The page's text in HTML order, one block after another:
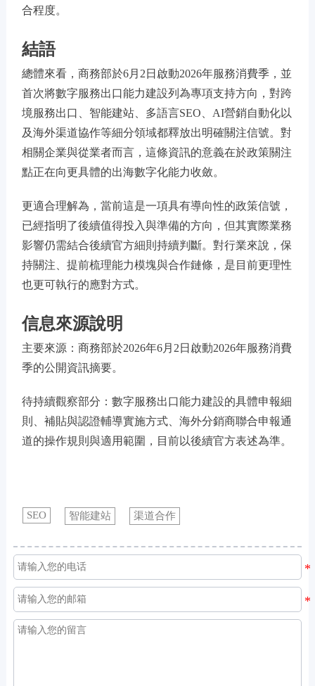
合程度。
結語
總體來看，商務部於6月2日啟動2026年服務消費季，並
首次將數字服務出口能力建設列為專項支持方向，對跨
境服務出口、智能建站、多語言SEO、AI營銷自動化以
及海外渠道協作等細分領域都釋放出明確關注信號。對
相關企業與從業者而言，這條資訊的意義在於政策關注
點正在向更具體的出海數字化能力收斂。
更適合理解為，當前這是一項具有導向性的政策信號，
已經指明了後續值得投入與準備的方向，但其實際業務
影響仍需結合後續官方細則持續判斷。對行業來說，保
持關注、提前梳理能力模塊與合作鏈條，是目前更理性
也更可執行的應對方式。
信息來源說明
主要來源：商務部於2026年6月2日啟動2026年服務消費
季的公開資訊摘要。
待持續觀察部分：數字服務出口能力建設的具體申報細
則、補貼與認證輔導實施方式、海外分銷商聯合申報通
道的操作規則與適用範圍，目前以後續官方表述為準。
SEO 智能建站 渠道合作